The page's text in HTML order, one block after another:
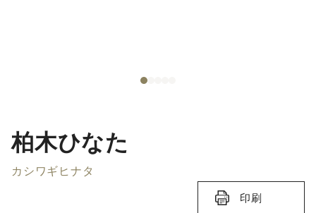
柏木ひなた
カシワギヒナタ
印刷